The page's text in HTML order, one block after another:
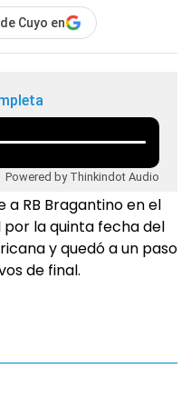
Cuyo en
Powered by Thinkindot Audio
a RB Bragantino en el
la quinta fecha del
y quedó a un paso
de final.